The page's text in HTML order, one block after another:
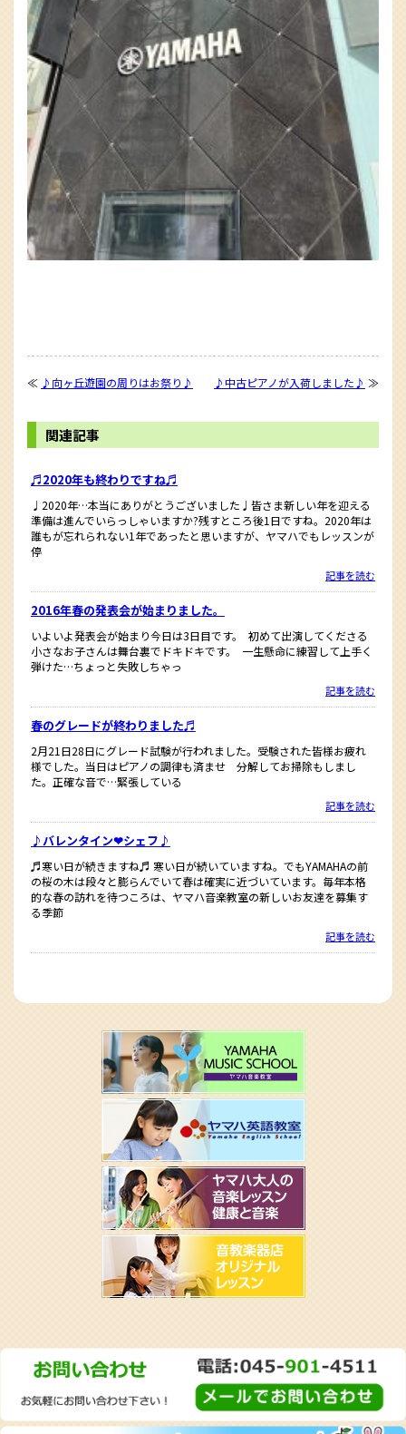
≪ ♪向ヶ丘遊園の周りはお祭り♪ ♪中古ピアノが入荷しました♪ ≫
関連記事
♬2020年も終わりですね♬
♩2020年…本当にありがとうございました♩皆さま新しい年を迎える
準備は進んでいらっしゃいますか?残すところ後1日ですね。2020年は
誰もが忘れられない1年であったと思いますが、ヤマハでもレッスンが
停
記事を読む
2016年春の発表会が始まりました。
いよいよ発表会が始まり今日は3日目です。 初めて出演してくださる
小さなお子さんは舞台裏でドキドキです。 一生懸命に練習して上手く
弾けた…ちょっと失敗しちゃっ
記事を読む
春のグレードが終わりました♬
2月21日28日にグレード試験が行われました。受験された皆様お疲れ
様でした。当日はピアノの調律も済ませ 分解してお掃除もしまし
た。正確な音で…緊張している
記事を読む
♪バレンタイン❤︎シェフ♪
♬寒い日が続きますね♬ 寒い日が続いていますね。でもYAMAHAの前
の桜の木は段々と膨らんでいて春は確実に近づいています。毎年本格
的な春の訪れを待つころは、ヤマハ音楽教室の新しいお友達を募集す
る季節
記事を読む